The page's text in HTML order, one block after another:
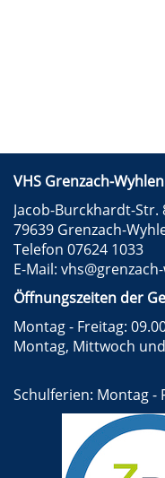
VHS Grenzach-Wyhlen
Jacob-Burckhardt-Str.
79639 Grenzach-
Telefon 07624 1033
E-Mail:
Öffnungszeiten der
Montag - Freitag:
Montag, Mittwoch
Schulferien: Montag -